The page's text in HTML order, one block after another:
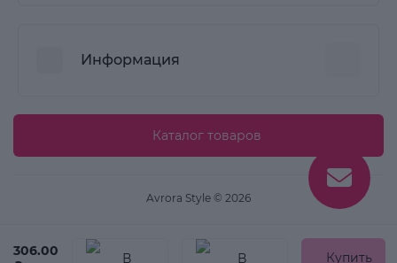
306.00
Купить
Информация
Пользовательское соглашение
Карта сайта
Каталог товаров
Avrora Style © 2026